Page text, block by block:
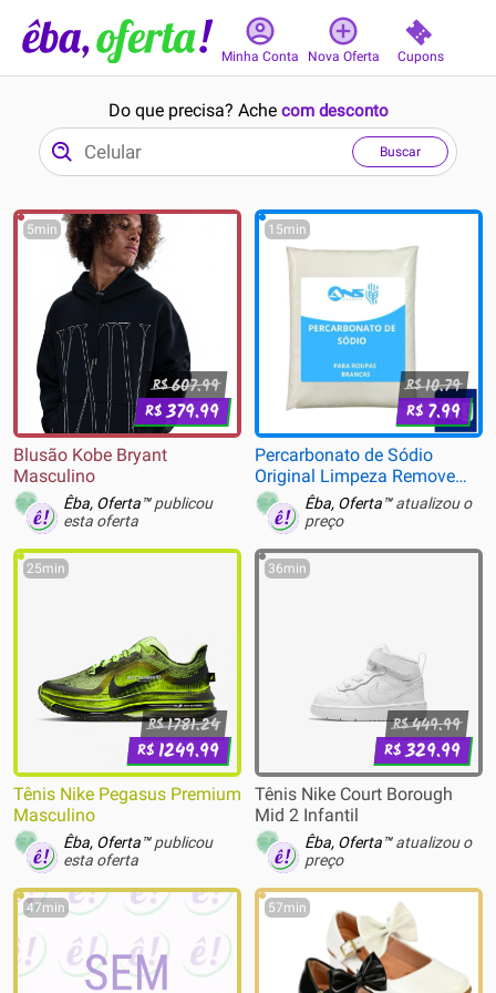
Minha Conta Nova Oferta Cupons
Do que precisa? Ache com desconto
Buscar
5min
R$607.99
R$379.99
Blusão Kobe Bryant
Masculino
Êba, Oferta™publicou
esta oferta
15min
R$10.79
R$ 7.99
Percarbonato de Sódio
Original Limpeza Remove
Manchas Desinfeta e Clareia
Roupas Brancas
Êba, Oferta™atualizou o
preço
25min
R$1781.24
R$1249.99
Tênis Nike Pegasus Premium
Masculino
Êba, Oferta™publicou
esta oferta
36min
R$449.99
R$329.99
Tênis Nike Court Borough
Mid 2 Infantil
Êba, Oferta™atualizou o
preço
47min 57min